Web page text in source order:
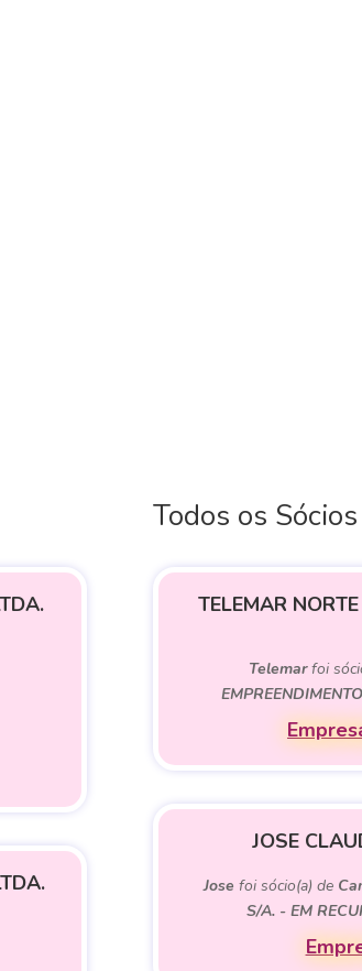
Todos os
TELEMAR
Telemarfoi
JOSE
Jose foi sócio(a) de
S/A. - EM